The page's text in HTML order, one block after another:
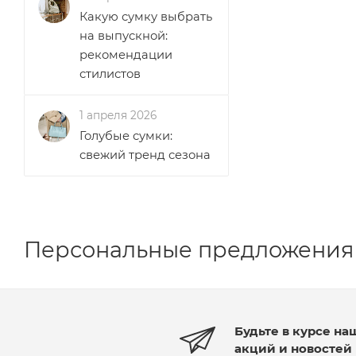
Какую сумку выбрать
на выпускной:
рекомендации
стилистов
1 апреля 2026
Голубые сумки:
свежий тренд сезона
Персональные предложения
Будьте в курсе
акций и новостей